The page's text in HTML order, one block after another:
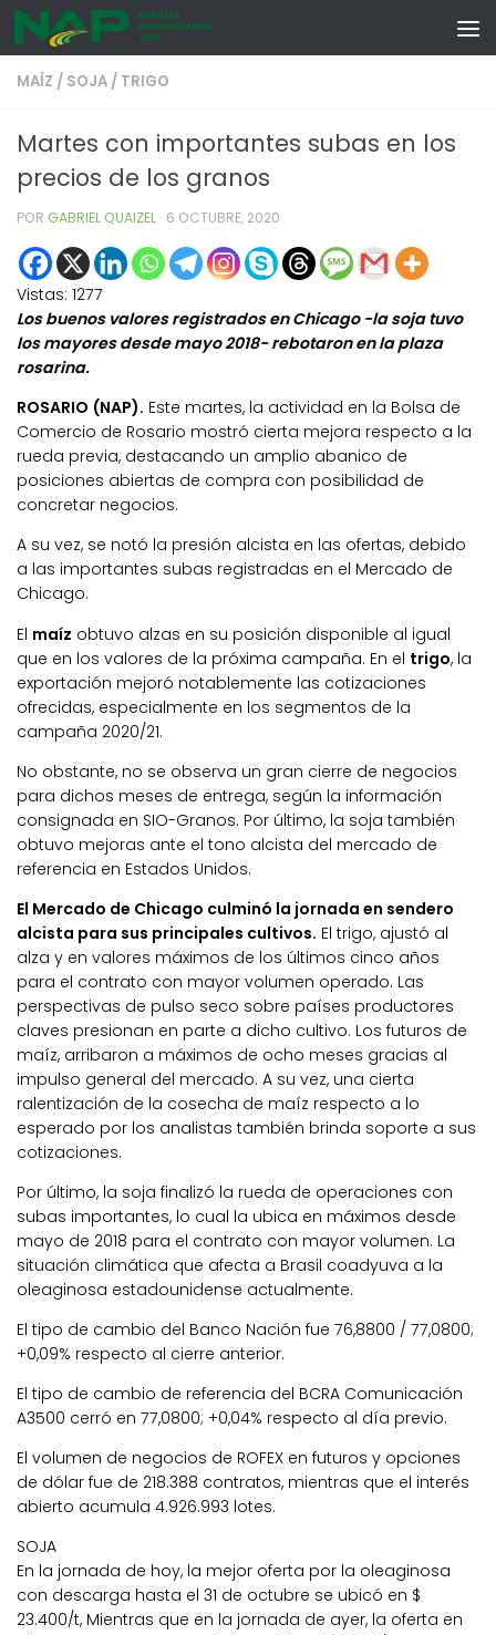
Skip to content
MAÍZ / SOJA / TRIGO
Martes con importantes subas en los
precios de los granos
POR GABRIEL QUAIZEL · 6 OCTUBRE, 2020
Vistas: 1277
Los buenos valores registrados en Chicago -la soja tuvo
los mayores desde mayo 2018- rebotaron en la plaza
rosarina.
ROSARIO (NAP). Este martes, la actividad en la Bolsa de
Comercio de Rosario mostró cierta mejora respecto a la
rueda previa, destacando un amplio abanico de
posiciones abiertas de compra con posibilidad de
concretar negocios.
A su vez, se notó la presión alcista en las ofertas, debido
a las importantes subas registradas en el Mercado de
Chicago.
El maíz obtuvo alzas en su posición disponible al igual
que en los valores de la próxima campaña. En el trigo, la
exportación mejoró notablemente las cotizaciones
ofrecidas, especialmente en los segmentos de la
campaña 2020/21.
No obstante, no se observa un gran cierre de negocios
para dichos meses de entrega, según la información
consignada en SIO-Granos. Por último, la soja también
obtuvo mejoras ante el tono alcista del mercado de
referencia en Estados Unidos.
El Mercado de Chicago culminó la jornada en sendero
alcista para sus principales cultivos. El trigo, ajustó al
alza y en valores máximos de los últimos cinco años
para el contrato con mayor volumen operado. Las
perspectivas de pulso seco sobre países productores
claves presionan en parte a dicho cultivo. Los futuros de
maíz, arribaron a máximos de ocho meses gracias al
impulso general del mercado. A su vez, una cierta
ralentización de la cosecha de maíz respecto a lo
esperado por los analistas también brinda soporte a sus
cotizaciones.
Por último, la soja finalizó la rueda de operaciones con
subas importantes, lo cual la ubica en máximos desde
mayo de 2018 para el contrato con mayor volumen. La
situación climática que afecta a Brasil coadyuva a la
oleaginosa estadounidense actualmente.
El tipo de cambio del Banco Nación fue 76,8800 / 77,0800;
+0,09% respecto al cierre anterior.
El tipo de cambio de referencia del BCRA Comunicación
A3500 cerró en 77,0800; +0,04% respecto al día previo.
El volumen de negocios de ROFEX en futuros y opciones
de dólar fue de 218.388 contratos, mientras que el interés
abierto acumula 4.926.993 lotes.
SOJA
En la jornada de hoy, la mejor oferta por la oleaginosa
con descarga hasta el 31 de octubre se ubicó en $
23.400/t, Mientras que en la jornada de ayer, la oferta en